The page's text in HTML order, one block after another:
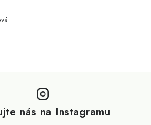
nás na Instagramu